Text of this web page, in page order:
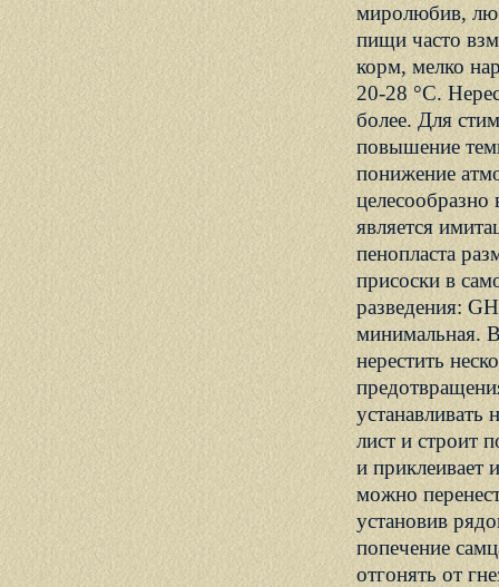
миролюбив,
пищи часто
корм, мелко
20-28 °С.
более. Для
повышение
понижение
является
пенопласта
присоски в
разведения:
минимальная.
нерестить
лист и строит
и приклеивает
можно
установив
попечение
отгонять от